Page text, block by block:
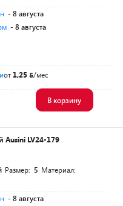
- 8 августа
- 8 августа
от 1,25 /мес
В корзину
Ausini LV24-179
Размер: 5 Материал:
- 8 августа